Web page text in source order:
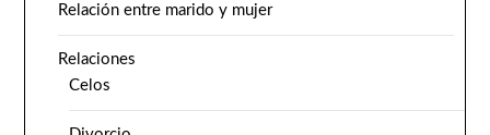
Relación entre marido y mujer
Relaciones
Celos